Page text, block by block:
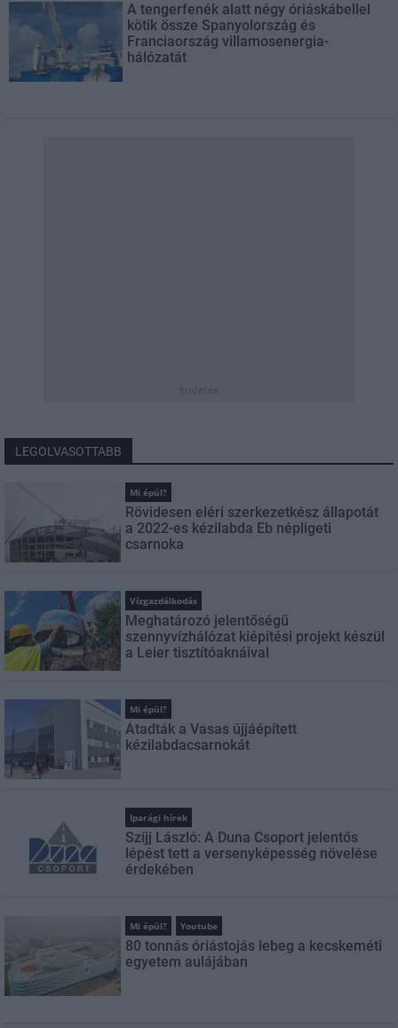
A tengerfenék alatt négy óriáskábellel
kötik össze Spanyolország és
Franciaország villamosenergia-
hálózatát
LEGOLVASOTTABB
Mi épül?
Rövidesen eléri szerkezetkész állapotát
a 2022-es kézilabda Eb népligeti
csarnoka
Vízgazdálkodás
Meghatározó jelentőségű
szennyvízhálózat kiépítési projekt készül
a Leier tisztítóaknáival
Mi épül?
Átadták a Vasas újjáépített
kézilabdacsarnokát
Iparági hírek
Szíjj László: A Duna Csoport jelentős
lépést tett a versenyképesség növelése
érdekében
Mi épül? Youtube
80 tonnás óriástojás lebeg a kecskeméti
egyetem aulájában